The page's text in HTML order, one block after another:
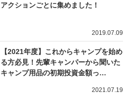
アクションごとに集めました！
2019.07.09
【2021年度】これからキャンプを始め
る方必見！先輩キャンパーから聞いた
キャンプ用品の初期投資金額っ…
2021.07.19